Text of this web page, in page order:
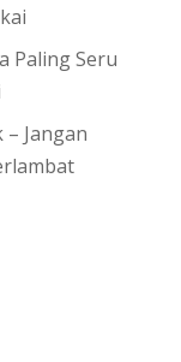
Paling Seru
Jangan